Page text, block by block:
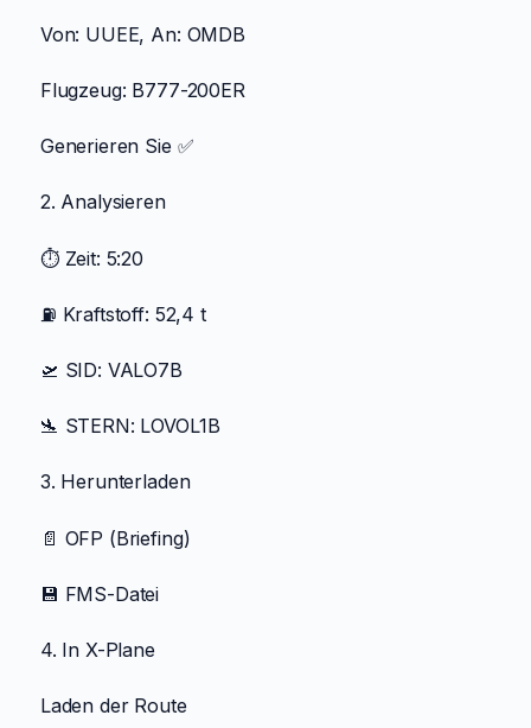
Von: UUEE, An: OMDB
Flugzeug: B777-200ER
Generieren Sie ✅
2. Analysieren
⏱️ Zeit: 5:20
⛽ Kraftstoff: 52,4 t
🛫 SID: VALO7B
🛬 STERN: LOVOL1B
3. Herunterladen
📄 OFP (Briefing)
💾 FMS-Datei
4. In X-Plane
Laden der Route